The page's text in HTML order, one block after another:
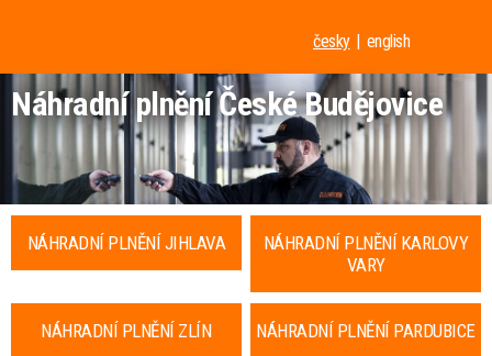
česky english
Náhradní plnění České Budějovice
NÁHRADNÍ PLNĚNÍ JIHLAVA
NÁHRADNÍ PLNĚNÍ KARLOVY
VARY
NÁHRADNÍ PLNĚNÍ ZLÍN NÁHRADNÍ PLNĚNÍ PARDUBICE